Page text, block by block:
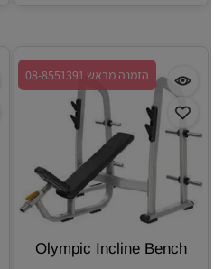
הזמנה מראש 08-8551391
Olympic Incline Bench